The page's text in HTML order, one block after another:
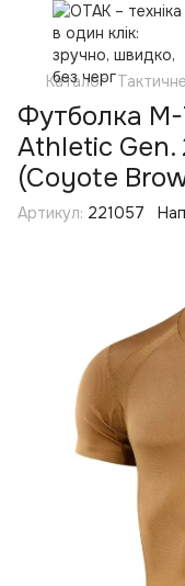
Каталог
Футболка M-
Athletic Gen.
(Coyote
Артикул: 221057